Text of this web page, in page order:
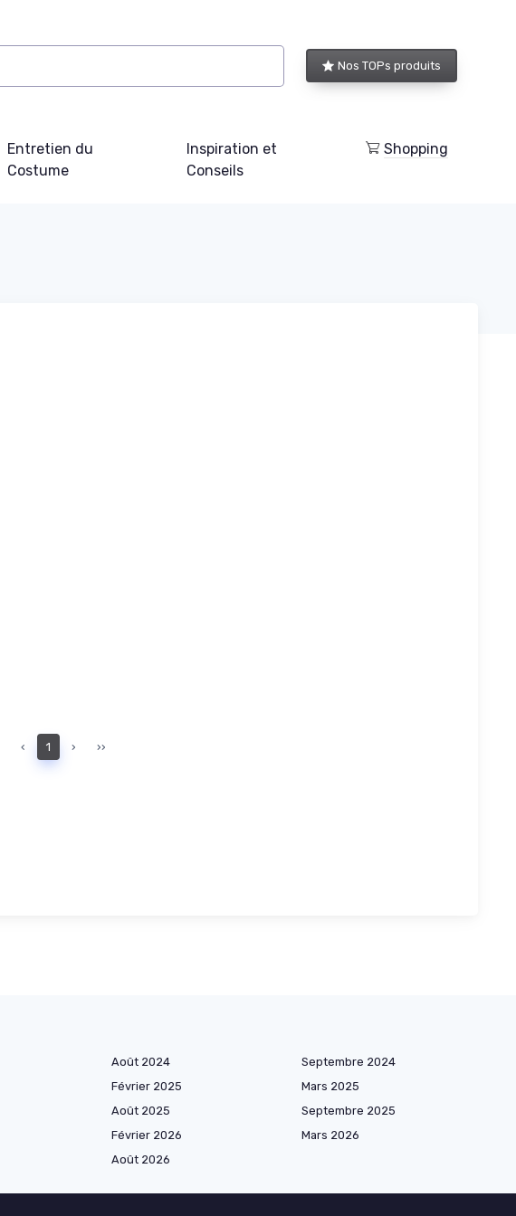
Nos TOPs produits
Entretien du
Costume
Inspiration et
Conseils
Shopping
‹ 1 › ››
Août 2024
Septembre 2024
Février 2025
Mars 2025
Août 2025
Septembre 2025
Février 2026
Mars 2026
Août 2026